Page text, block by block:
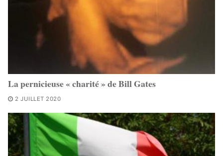
La pernicieuse « charité » de Bill Gates
2 JUILLET 2020